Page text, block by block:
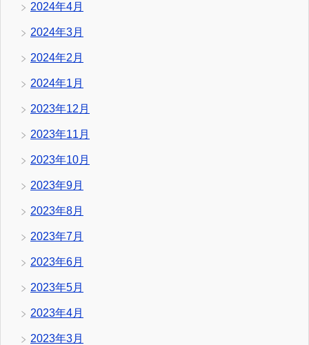
2024年4月
2024年3月
2024年2月
2024年1月
2023年12月
2023年11月
2023年10月
2023年9月
2023年8月
2023年7月
2023年6月
2023年5月
2023年4月
2023年3月